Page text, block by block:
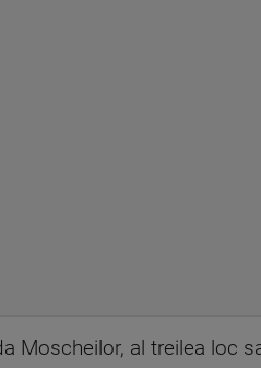
Moscheilor, al treilea loc